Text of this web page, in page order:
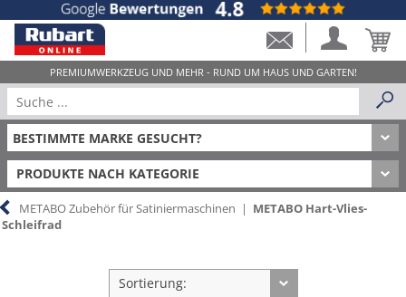
PRODUKTE NACH KATEGORIE
METABO Zubehör für Satiniermaschinen | METABO Hart-Vlies-
Schleifrad
Sortierung: